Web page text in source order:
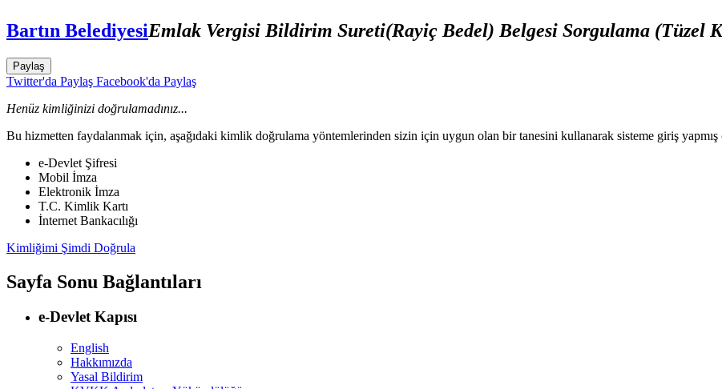
Bartın BelediyesiEmlak Vergisi Bildirim Sureti(Rayiç Bedel) Belgesi Sorgulama (Tüzel
Paylaş
Twitter'da Paylaş Facebook'da Paylaş
Henüz kimliğinizi doğrulamadınız...
Bu hizmetten faydalanmak için, aşağıdaki kimlik doğrulama yöntemlerinden sizin için uygun olan bir tanesini kullanarak sisteme giriş yapmış
e-Devlet Şifresi
Mobil İmza
Elektronik İmza
T.C. Kimlik Kartı
İnternet Bankacılığı
Kimliğimi Şimdi Doğrula
Sayfa Sonu Bağlantıları
e-Devlet Kapısı
English
Hakkımızda
Yasal Bildirim